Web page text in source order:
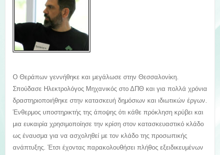
Ο Θεράπων γεννήθηκε και μεγάλωσε στην Θεσσαλονίκη.
Σπούδασε Ηλεκτρολόγος Μηχανικός στο ΔΠΘ και για πολλά χρόνια
δραστηριοποιήθηκε στην κατασκευή δημόσιων και ιδιωτικών έργων.
Ένθερμος υποστηρικτής της άποψης ότι κάθε πρόκληση κρύβει και
μια ευκαιρία χρησιμοποίησε την κρίση στον κατασκευαστικό κλάδο
ως έναυσμα για να ασχοληθεί με τον κλάδο της προσωπικής
ανάπτυξης. Έτσι έχοντας παρακολουθήσει πλήθος εξειδικευμένων